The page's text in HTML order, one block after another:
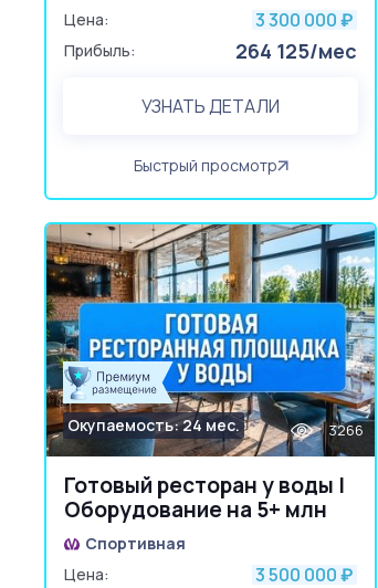
Цена:
3 300 000 ₽
Прибыль: 264 125/мес
УЗНАТЬ ДЕТАЛИ
Быстрый просмотр
Готовый ресторан у воды |
Оборудование на 5+ млн
Окупаемость: 24 мес. 3266
Спортивная
Цена:
3 500 000 ₽